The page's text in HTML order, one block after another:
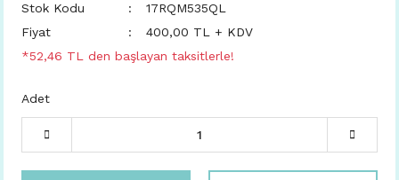
Stok Kodu
17RQM535QL
Fiyat
400,00 TL + KDV
*52,46 TL den başlayan taksitlerle!
Adet